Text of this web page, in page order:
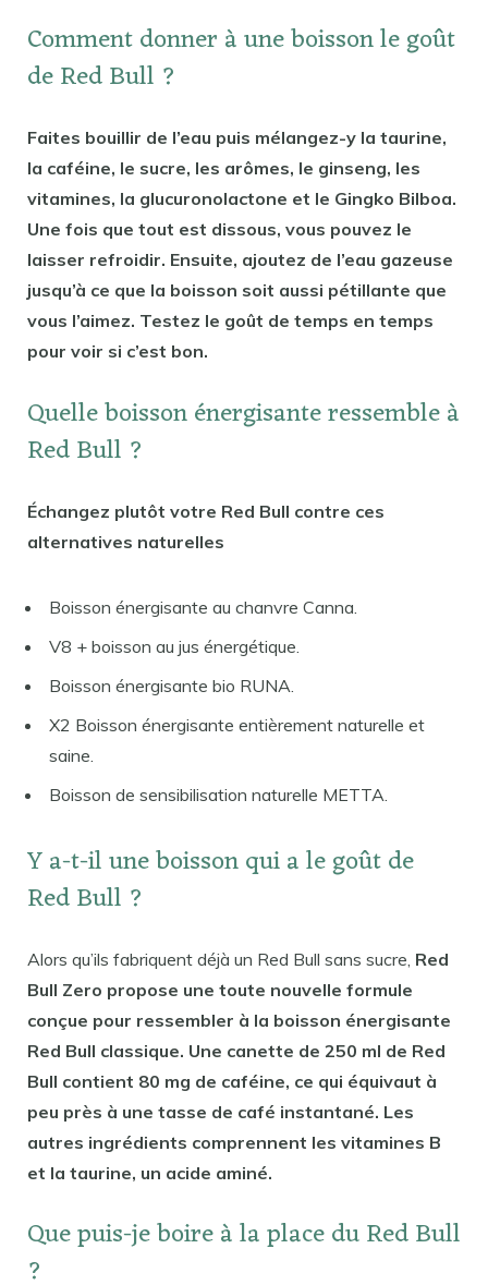
Comment donner à une boisson le goût
de Red Bull ?
Faites bouillir de l’eau puis mélangez-y la taurine,
la caféine, le sucre, les arômes, le ginseng, les
vitamines, la glucuronolactone et le Gingko Bilboa.
Une fois que tout est dissous, vous pouvez le
laisser refroidir. Ensuite, ajoutez de l’eau gazeuse
jusqu’à ce que la boisson soit aussi pétillante que
vous l’aimez. Testez le goût de temps en temps
pour voir si c’est bon.
Quelle boisson énergisante ressemble à
Red Bull ?
Échangez plutôt votre Red Bull contre ces
alternatives naturelles
Boisson énergisante au chanvre Canna.
V8 + boisson au jus énergétique.
Boisson énergisante bio RUNA.
X2 Boisson énergisante entièrement naturelle et
saine.
Boisson de sensibilisation naturelle METTA.
Y a-t-il une boisson qui a le goût de
Red Bull ?
Alors qu’ils fabriquent déjà un Red Bull sans sucre, Red
Bull Zero propose une toute nouvelle formule
conçue pour ressembler à la boisson énergisante
Red Bull classique. Une canette de 250 ml de Red
Bull contient 80 mg de caféine, ce qui équivaut à
peu près à une tasse de café instantané. Les
autres ingrédients comprennent les vitamines B
et la taurine, un acide aminé.
Que puis-je boire à la place du Red Bull
?